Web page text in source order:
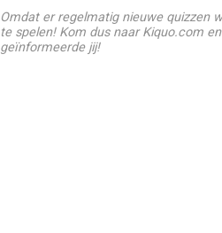
Omdat er regelmatig nieuwe quizzen
te spelen! Kom dus naar Kiquo.com
geïnformeerde jij!